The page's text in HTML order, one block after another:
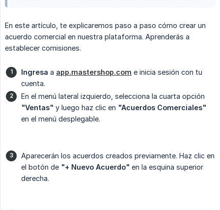
En este artículo, te explicaremos paso a paso cómo crear un
acuerdo comercial en nuestra plataforma. Aprenderás a
establecer comisiones.
Ingresa a app.mastershop.com e inicia sesión con tu
cuenta.
En el menú lateral izquierdo, selecciona la cuarta opción
"Ventas" y luego haz clic en "Acuerdos Comerciales"
en el menú desplegable.
Aparecerán los acuerdos creados previamente. Haz clic en
el botón de "+ Nuevo Acuerdo" en la esquina superior
derecha.